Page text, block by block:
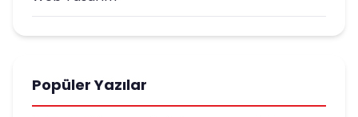
Popüler Yazılar